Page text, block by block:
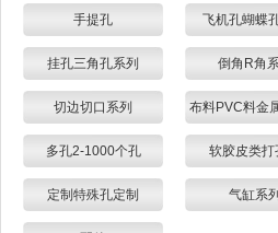
手提孔 飞机孔蝴蝶
挂孔三角孔系列 倒角R角
切边切口系列 布料PVC料金
多孔2-1000个孔 软胶皮类打
定制特殊孔定制 气缸系列